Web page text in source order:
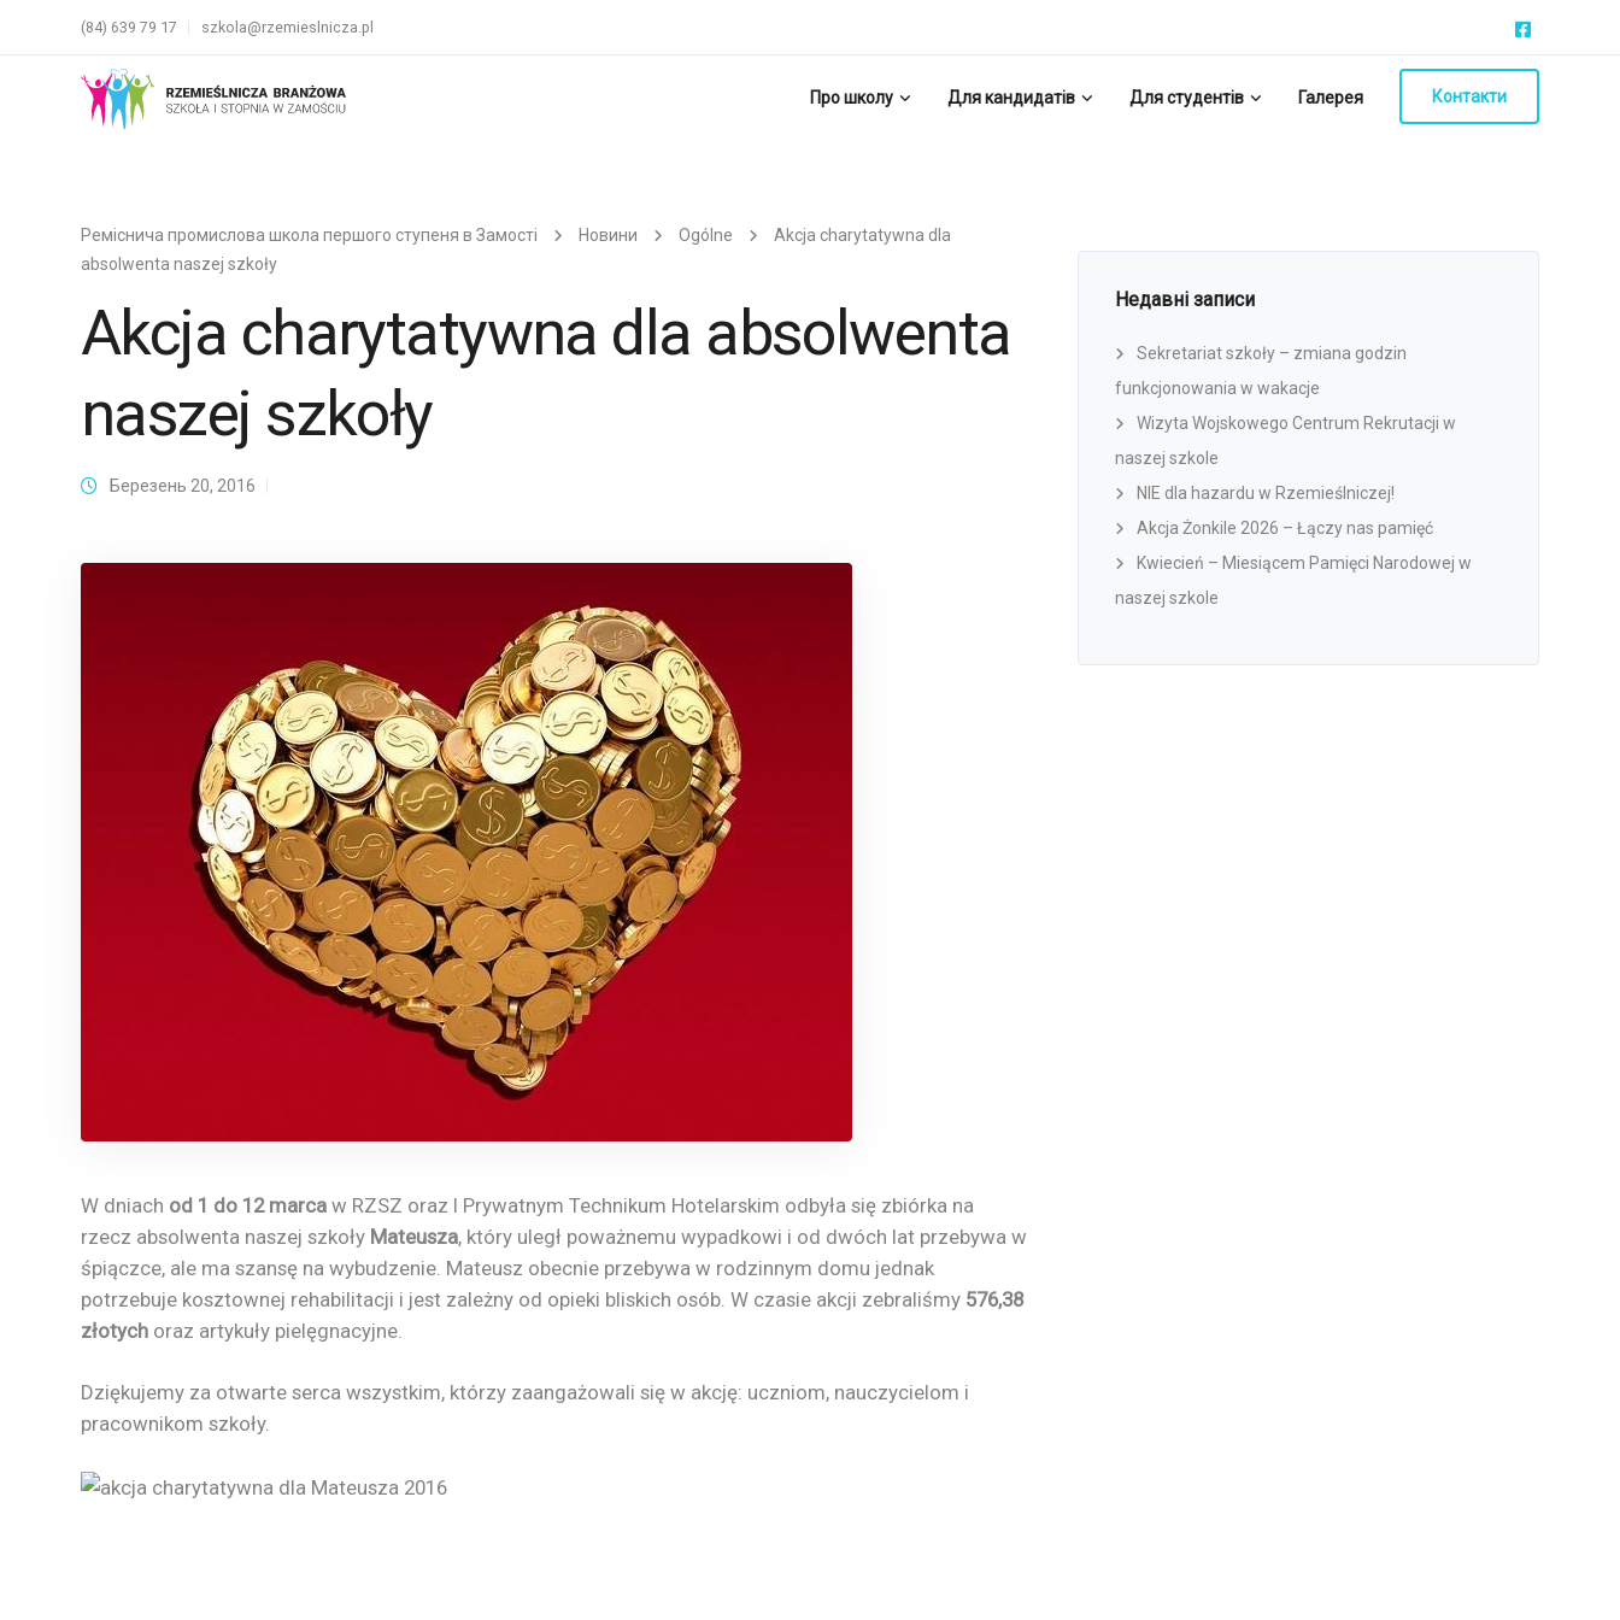
(84) 639 79 17 szkola@rzemieslnicza.pl
Про школу Для кандидатів Для студентів Галерея Контакти
Реміснича промислова школа першого ступеня в Замості Новини Ogólne
Akcja charytatywna dla
absolwenta naszej szkoły
Akcja charytatywna dla absolwenta
naszej szkoły
Березень 20, 2016
W dniach od 1 do 12 marca w RZSZ oraz I Prywatnym Technikum Hotelarskim odbyła się zbiórka na
rzecz absolwenta naszej szkoły Mateusza, który uległ poważnemu wypadkowi i od dwóch lat przebywa w
śpiączce, ale ma szansę na wybudzenie. Mateusz obecnie przebywa w rodzinnym domu jednak
potrzebuje kosztownej rehabilitacji i jest zależny od opieki bliskich osób. W czasie akcji zebraliśmy 576,38
złotych oraz artykuły pielęgnacyjne.
Dziękujemy za otwarte serca wszystkim, którzy zaangażowali się w akcję: uczniom, nauczycielom i
pracownikom szkoły.
Недавні записи
Sekretariat szkoły – zmiana godzin
funkcjonowania w wakacje
Wizyta Wojskowego Centrum Rekrutacji w
naszej szkole
NIE dla hazardu w Rzemieślniczej!
Akcja Żonkile 2026 – Łączy nas pamięć
Kwiecień – Miesiącem Pamięci Narodowej w
naszej szkole